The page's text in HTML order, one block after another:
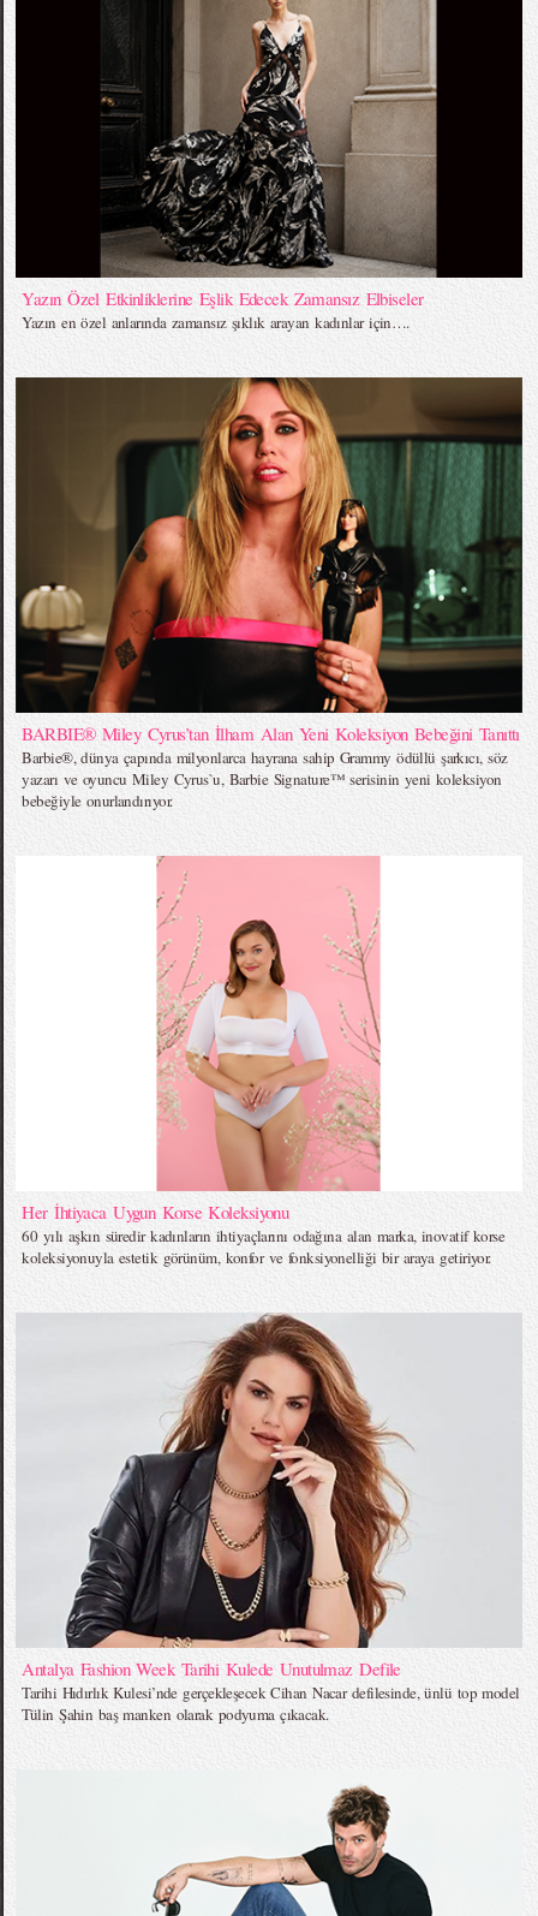
Yazın Özel Etkinliklerine Eşlik Edecek Zamansız Elbiseler
Yazın en özel anlarında zamansız şıklık arayan kadınlar için….
BARBIE® Miley Cyrus’tan İlham Alan Yeni Koleksiyon Bebeğini Tanıttı
Barbie®, dünya çapında milyonlarca hayrana sahip Grammy ödüllü şarkıcı, söz
yazarı ve oyuncu Miley Cyrus`u, Barbie Signature™ serisinin yeni koleksiyon
bebeğiyle onurlandırıyor.
Her İhtiyaca Uygun Korse Koleksiyonu
60 yılı aşkın süredir kadınların ihtiyaçlarını odağına alan marka, inovatif korse
koleksiyonuyla estetik görünüm, konfor ve fonksiyonelliği bir araya getiriyor.
Antalya Fashion Week Tarihi Kulede Unutulmaz Defile
Tarihi Hıdırlık Kulesi’nde gerçekleşecek Cihan Nacar defilesinde, ünlü top model
Tülin Şahin baş manken olarak podyuma çıkacak.